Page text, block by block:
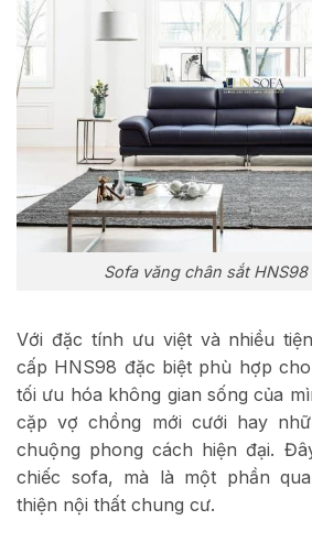
Sofa văng chân sắt
Với đặc tính ưu việt và nhiều
cấp HNS98 đặc biệt phù hợp
tối ưu hóa không gian sống của
cặp vợ chồng mới cưới hay
chuộng phong cách hiện đại.
chiếc sofa, mà là một phần
thiện nội thất chung cư.